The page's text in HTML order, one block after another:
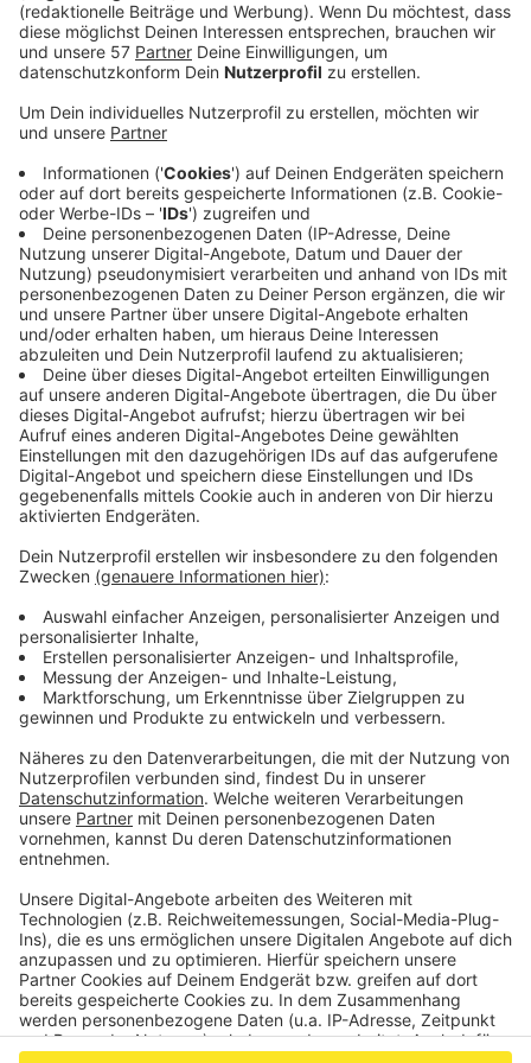
Die Stadt Herzogenrath setzt ein Zeichen gegen
Diskriminierung und mehr Toleranz.
Mit der Initiative "Hand in Hand - Für ein buntes
Herzogenrath" möchte sich die Stadt zusammen mit
ihren Partnerorganisationen als sozial engagiert,
tolerant und interkulturell lebendig zeigen.
Denn Kinder und Jugendliche sind in den sozialen
Medien zunehmend Hassbotschaften gegen
Minderheiten und extremistischen Inhalten
ausgesetzt. Das trägt zur Radikalisierung vieler
Jugendlicher bei und ist eine Gefahr für die
Demokratie.
Die "Hand in Hand"-Initiative hat auch deswegen
Sticker und Plakate erstellt, mit denen jeder in
Herzogenrath ein Zeichen für Vielfalt und Offenheit
setzen kann. Außerdem werden auf Instagram in den
kommenden Wochen unter dem Hashtag
#BuntesHerzogenrath Gründe geteilt, warum
Herzogenrath für Vielfalt und Offenheit steht.
Auch das Herzogenrather Rathaus ist aktuell
geschmückt mit Hand-in-Hand-Logos (siehe Foto
oben).
Wer sich an der Aktion beteiligen möchte, findet
weitere InformationenHIER.
Anzeige
Anzeige